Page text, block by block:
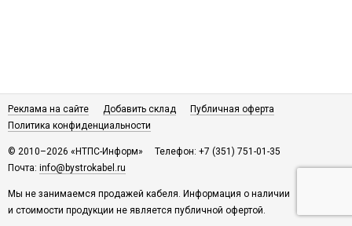
Реклама на сайте Добавить склад
Публичная оферта
Политика конфиденциальности
© 2010–2026 «НТПС-Информ»
Телефон: +7 (351) 751-01-35
Почта: info@bystrokabel.ru
Мы не занимаемся продажей кабеля. Информация о наличии
и стоимости продукции не является публичной офертой.